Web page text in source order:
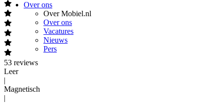
Over ons
Over Mobiel.nl
Over ons
Vacatures
Nieuws
Pers
53 reviews
Leer
|
Magnetisch
|